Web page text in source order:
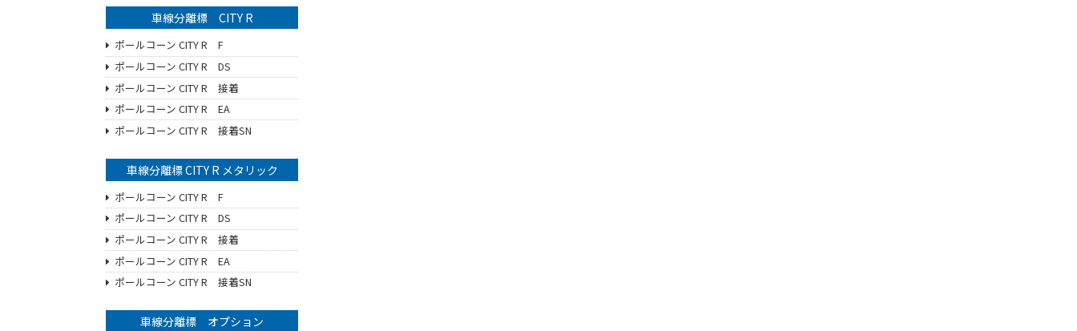
車線分離標 CITY R
ポールコーン CITY R F
ポールコーン CITY R DS
ポールコーン CITY R 接着
ポールコーン CITY R EA
ポールコーン CITY R 接着SN
車線分離標 CITY R メタリック
ポールコーン CITY R F
ポールコーン CITY R DS
ポールコーン CITY R 接着
ポールコーン CITY R EA
ポールコーン CITY R 接着SN
車線分離標 オプション